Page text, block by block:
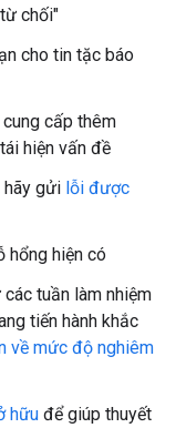
chối"
cho tin tặc báo
cấp thêm
hiện vấn đề
hãy gửi lỗi được
hổng hiện có
tuần làm nhiệm
tiến hành khắc
về mức độ nghiêm
hữu để giúp thuyết